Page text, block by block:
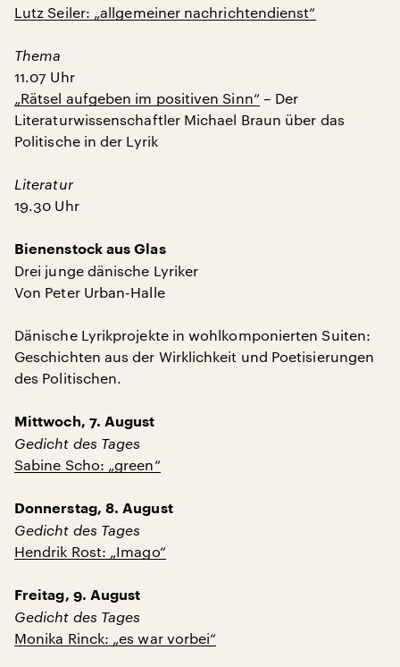
Lutz Seiler: „allgemeiner nachrichtendienst“
Thema
11.07 Uhr
„Rätsel aufgeben im positiven Sinn“ – Der
Literaturwissenschaftler Michael Braun über das
Politische in der Lyrik
Literatur
19.30 Uhr
Bienenstock aus Glas
Drei junge dänische Lyriker
Von Peter Urban-Halle
Dänische Lyrikprojekte in wohlkomponierten Suiten:
Geschichten aus der Wirklichkeit und Poetisierungen
des Politischen.
Mittwoch, 7. August
Gedicht des Tages
Sabine Scho: „green“
Donnerstag, 8. August
Gedicht des Tages
Hendrik Rost: „Imago“
Freitag, 9. August
Gedicht des Tages
Monika Rinck: „es war vorbei“